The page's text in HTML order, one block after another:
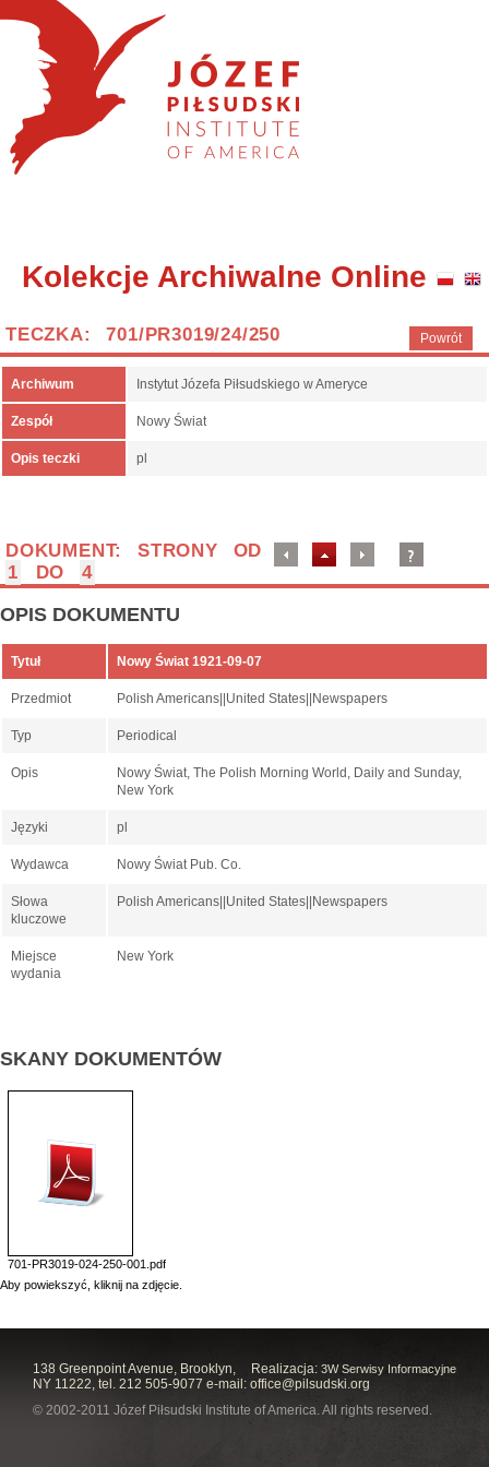
Kolekcje Archiwalne Online
Powrót
TECZKA: 701/PR3019/24/250
Archiwum Instytut Józefa Piłsudskiego w Ameryce
Zespół Nowy Świat
Opis teczki pl
DOKUMENT: STRONY OD
1
DO 4
OPIS DOKUMENTU
Tytuł Nowy Świat 1921-09-07
Przedmiot Polish Americans||United States||Newspapers
Typ Periodical
Opis
Nowy Świat, The Polish Morning World, Daily and Sunday,
New York
Języki pl
Wydawca Nowy Świat Pub. Co.
Słowa
kluczowe
Polish Americans||United States||Newspapers
Miejsce
wydania
New York
SKANY DOKUMENTÓW
701-PR3019-024-250-001.pdf
Aby powiekszyć, kliknij na zdjęcie.
Realizacja: 3W Serwisy Informacyjne
138 Greenpoint Avenue, Brooklyn,
NY 11222, tel. 212 505-9077 e-mail: office@pilsudski.org
© 2002-2011 Józef Piłsudski Institute of America. All rights reserved.